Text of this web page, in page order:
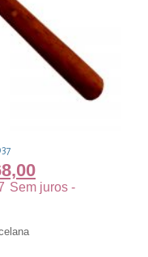
Sem juros -